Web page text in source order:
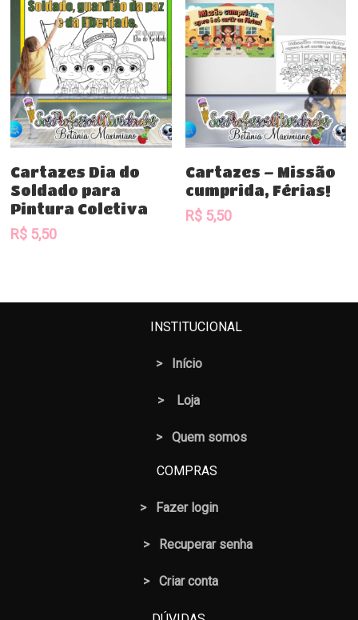
Comprar
Cartazes Dia do
Soldado para
Pintura Coletiva
R$ 5,50
Comprar
Cartazes – Missão
cumprida, Férias!
R$5,50
INSTITUCIONAL
> Início
> Loja
> Quem somos
COMPRAS
> Fazer login
> Recuperar senha
> Criar conta